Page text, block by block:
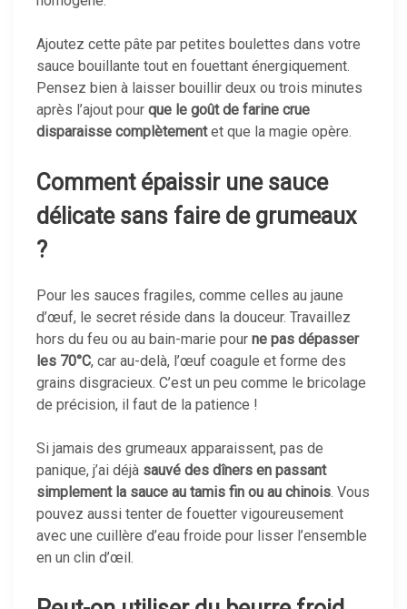
Ajoutez cette pâte par petites boulettes dans votre
sauce bouillante tout en fouettant énergiquement.
Pensez bien à laisser bouillir deux ou trois minutes
après l’ajout pour que le goût de farine crue
disparaisse complètementet que la magie opère.
Comment épaissir une sauce
délicate sans faire de grumeaux
?
Pour les sauces fragiles, comme celles au jaune
d’œuf, le secret réside dans la douceur. Travaillez
hors du feu ou au bain-marie pour ne pas dépasser
les 70°C, car au-delà, l’œuf coagule et forme des
grains disgracieux. C’est un peu comme le bricolage
de précision, il faut de la patience !
Si jamais des grumeaux apparaissent, pas de
panique, j’ai déjà sauvé des dîners en passant
simplement la sauce au tamis fin ou au chinois. Vous
pouvez aussi tenter de fouetter vigoureusement
avec une cuillère d’eau froide pour lisser l’ensemble
en un clin d’œil.